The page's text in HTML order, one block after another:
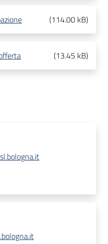
(114.00 kB)
(13.45 kB)